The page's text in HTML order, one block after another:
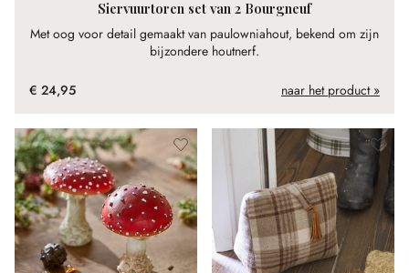
Siervuurtoren set van 2 Bourgneuf
Met oog voor detail gemaakt van paulowniahout, bekend om zijn
bijzondere houtnerf.
€ 24,95 naar het product »